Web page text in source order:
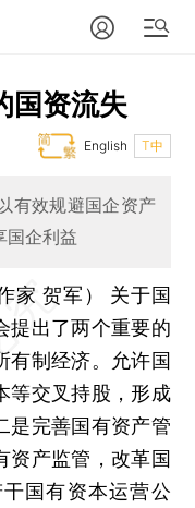
国资流失
T中
English
有效规避国企资产
国企利益
家 贺军） 关于国
提出了两个重要的
有制经济。允许国
等交叉持股，形成
是完善国有资产管
资产监管，改革国
国有资本运营公